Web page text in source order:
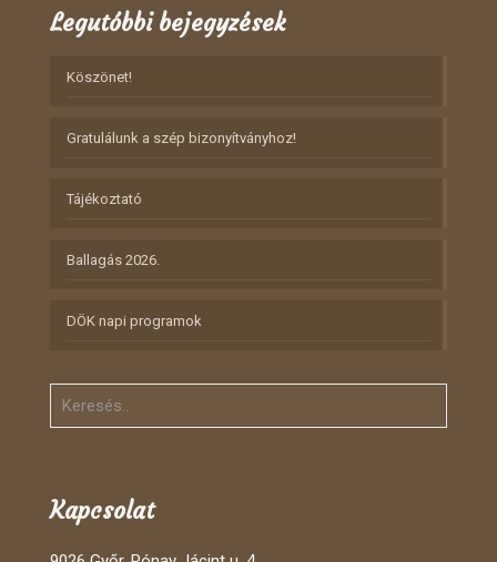
Legutóbbi bejegyzések
Köszönet!
Gratulálunk a szép bizonyítványhoz!
Tájékoztató
Ballagás 2026.
DÖK napi programok
Kapcsolat